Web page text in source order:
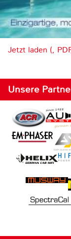
Jetzt laden (,
Unsere